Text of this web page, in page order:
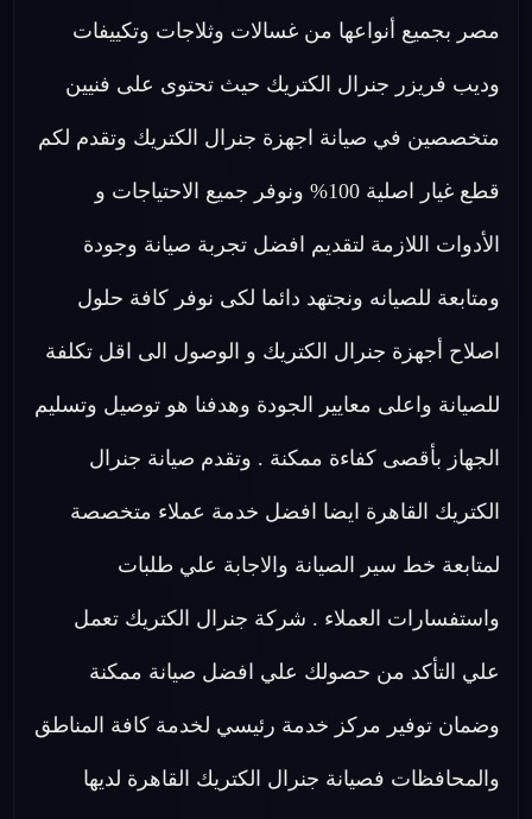
مصر بجميع أنواعها من غسالات وثلاجات وتكييفات
وديب فريزر جنرال الكتريك حيث تحتوى على فنيين
متخصصين في صيانة اجهزة جنرال الكتريك وتقدم لكم
قطع غيار اصلية 100% ونوفر جميع الاحتياجات و
الأدوات اللازمة لتقديم افضل تجربة صيانة وجودة
ومتابعة للصيانه ونجتهد دائما لكى نوفر كافة حلول
اصلاح أجهزة جنرال الكتريك و الوصول الى اقل تكلفة
للصيانة واعلى معايير الجودة وهدفنا هو توصيل وتسليم
الجهاز بأقصى كفاءة ممكنة . وتقدم صيانة جنرال
الكتريك القاهرة ايضا افضل خدمة عملاء متخصصة
لمتابعة خط سير الصيانة والاجابة علي طلبات
واستفسارات العملاء . شركة جنرال الكتريك تعمل
علي التأكد من حصولك علي افضل صيانة ممكنة
وضمان توفير مركز خدمة رئيسي لخدمة كافة المناطق
والمحافظات فصيانة جنرال الكتريك القاهرة لديها